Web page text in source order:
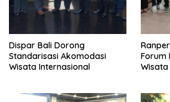
Dispar Bali Dorong
Standarisasi Akomodasi
Wisata Internasional
Forum